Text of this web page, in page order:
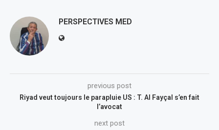
PERSPECTIVES MED
previous post
Riyad veut toujours le parapluie US : T. Al Fayçal s’en fait
l’avocat
next post